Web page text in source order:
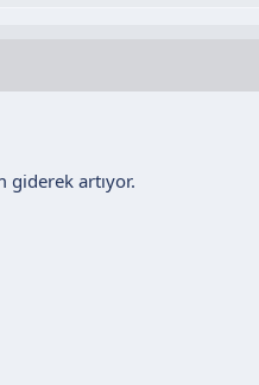
giderek artıyor.